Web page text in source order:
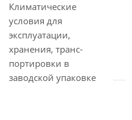
Климатические
условия для
эксплуатации,
хранения, транс-
портировки в
заводской упаковке